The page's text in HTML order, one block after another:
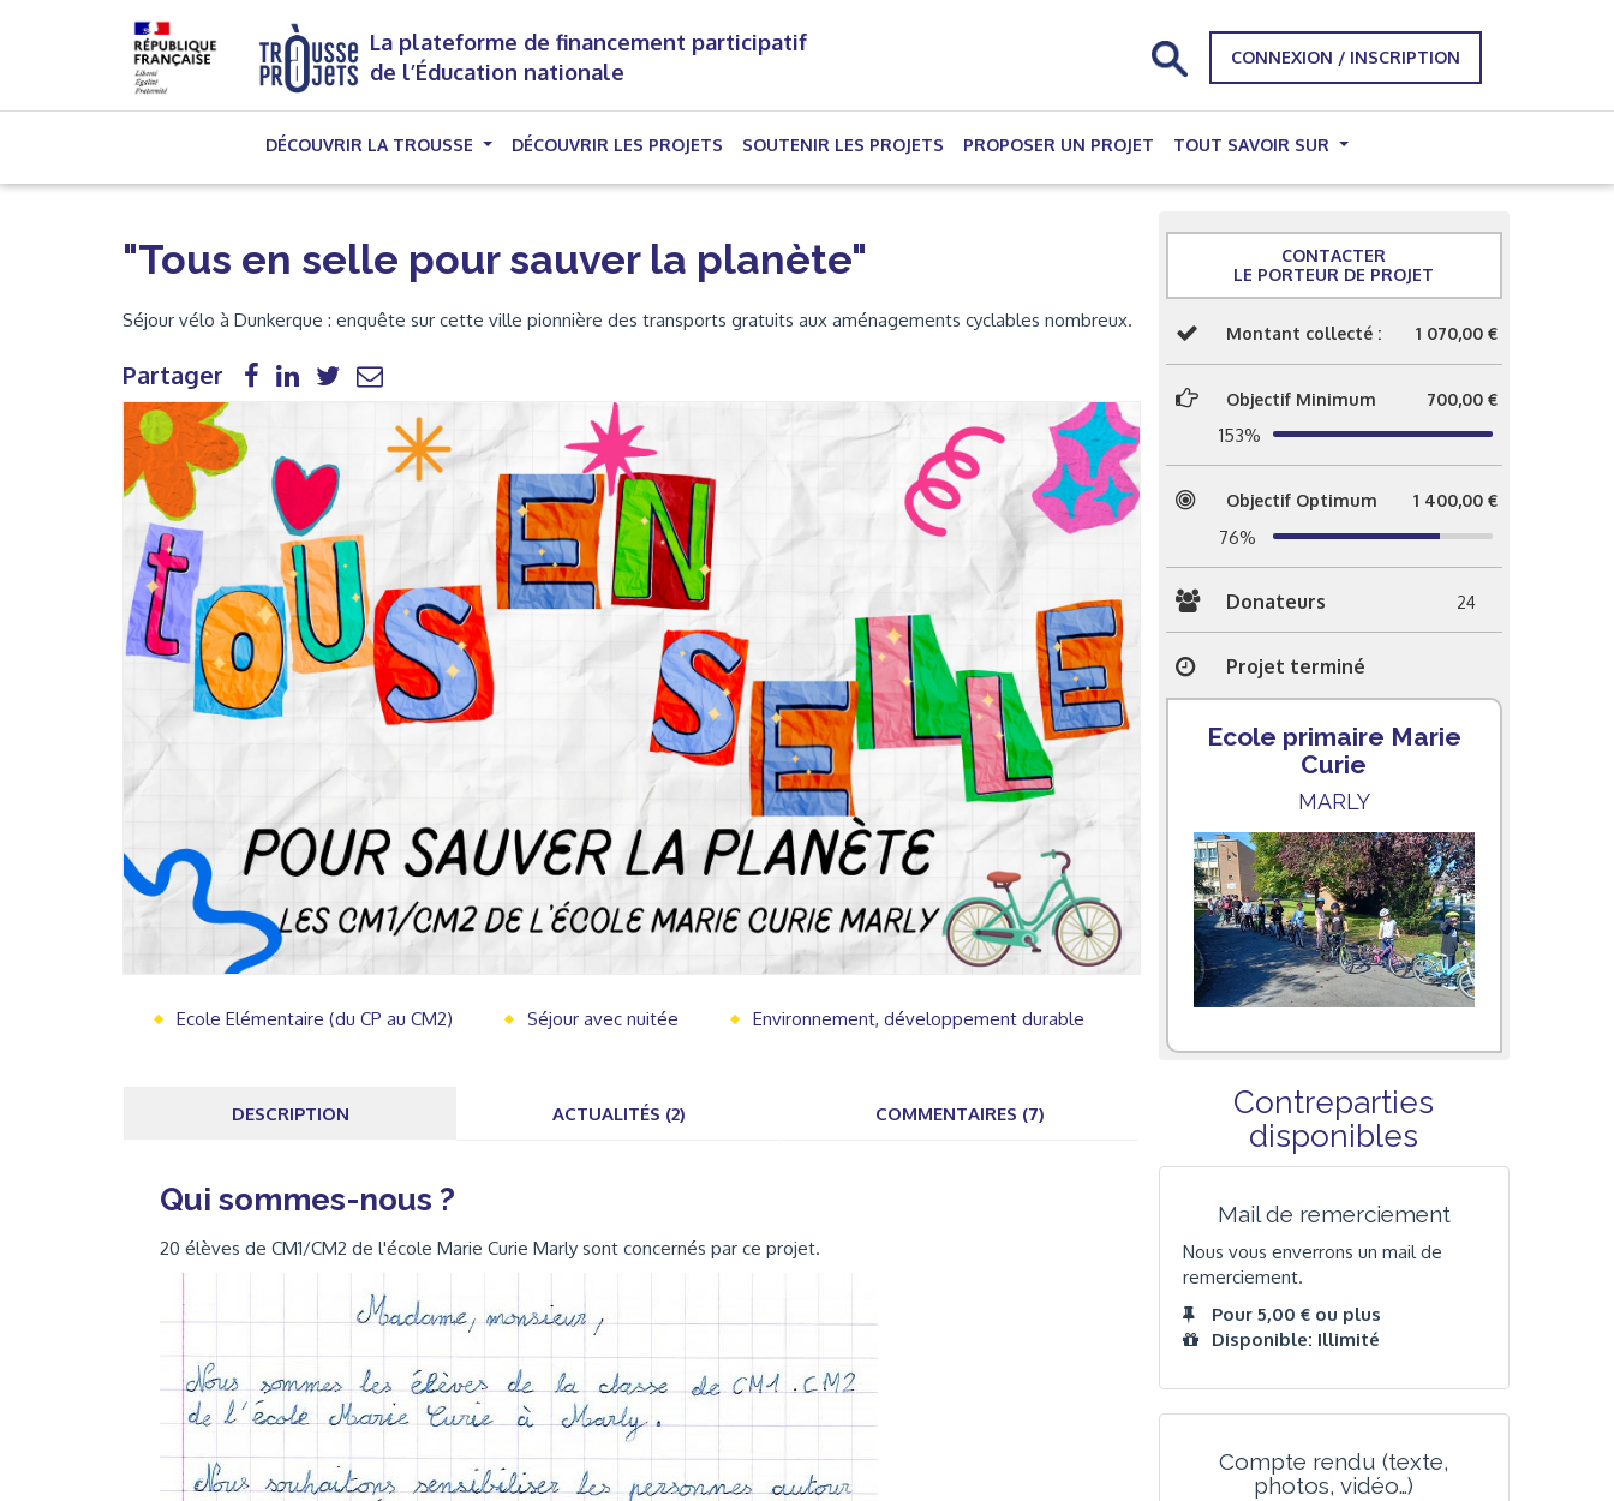
La plateforme de financement participatif
de l’Éducation nationale
CONNEXION / INSCRIPTION
DÉCOUVRIR LA TROUSSE DÉCOUVRIR LES PROJETS (CURRENT)
SOUTENIR LES PROJETS PROPOSER UN PROJET TOUT SAVOIR SUR
"Tous en selle pour sauver la planète"
Séjour vélo à Dunkerque : enquête sur cette ville pionnière des transports gratuits aux aménagements cyclables nombreux.
Partager
Ecole Elémentaire (du CP au CM2) Séjour avec nuitée Environnement, développement durable
DESCRIPTION ACTUALITÉS (2) COMMENTAIRES (7)
Qui sommes-nous ?
20 élèves de CM1/CM2 de l'école Marie Curie Marly sont concernés par ce projet.
CONTACTER
LE PORTEUR DE PROJET
Montant collecté : 1 070,00 €
Objectif Minimum 700,00 €
153%
Objectif Optimum 1 400,00 €
76%
Donateurs 24
Projet terminé
Ecole primaire Marie
Curie
MARLY
Contreparties
disponibles
Mail de remerciement
Nous vous enverrons un mail de
remerciement.
Pour 5,00 € ou plus
Disponible: Illimité
Compte rendu (texte,
photos, vidéo…)